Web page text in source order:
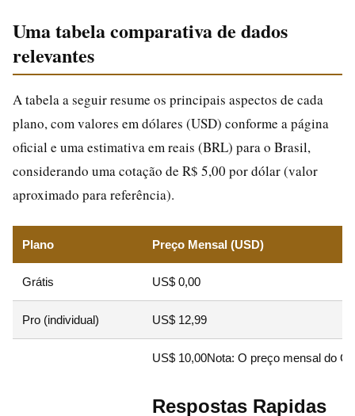
Uma tabela comparativa de dados
relevantes
A tabela a seguir resume os principais aspectos de cada
plano, com valores em dólares (USD) conforme a página
oficial e uma estimativa em reais (BRL) para o Brasil,
considerando uma cotação de R$ 5,00 por dólar (valor
aproximado para referência).
Plano Preço Mensal (USD)
Grátis US$ 0,00
Pro (individual) US$ 12,99
US$ 10,00Nota: O preço mensal do
Respostas Rapidas